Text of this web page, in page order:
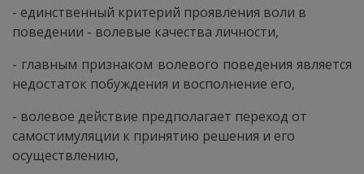
- единственный критерий проявления воли в
поведении - волевые качества личности,
- главным признаком волевого поведения является
недостаток побуждения и восполнение его,
- волевое действие предполагает переход от
самостимуляции к принятию решения и его
осуществлению,